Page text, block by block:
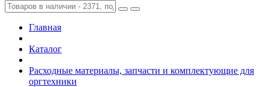
Главная
Каталог
Расходные материалы, запчасти и комплектующие для
оргтехники